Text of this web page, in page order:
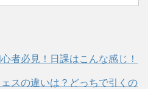
者必見！日課はこんな感じ！
スの違いは？どっちで引くの